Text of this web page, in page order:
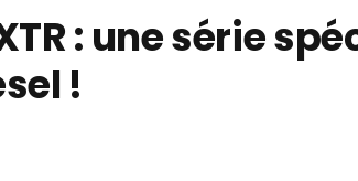
: une série
!